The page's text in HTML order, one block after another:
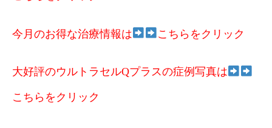
今月のお得な治療情報は こちらをクリック
大好評のウルトラセルQプラスの症例写真は
こちらをクリック